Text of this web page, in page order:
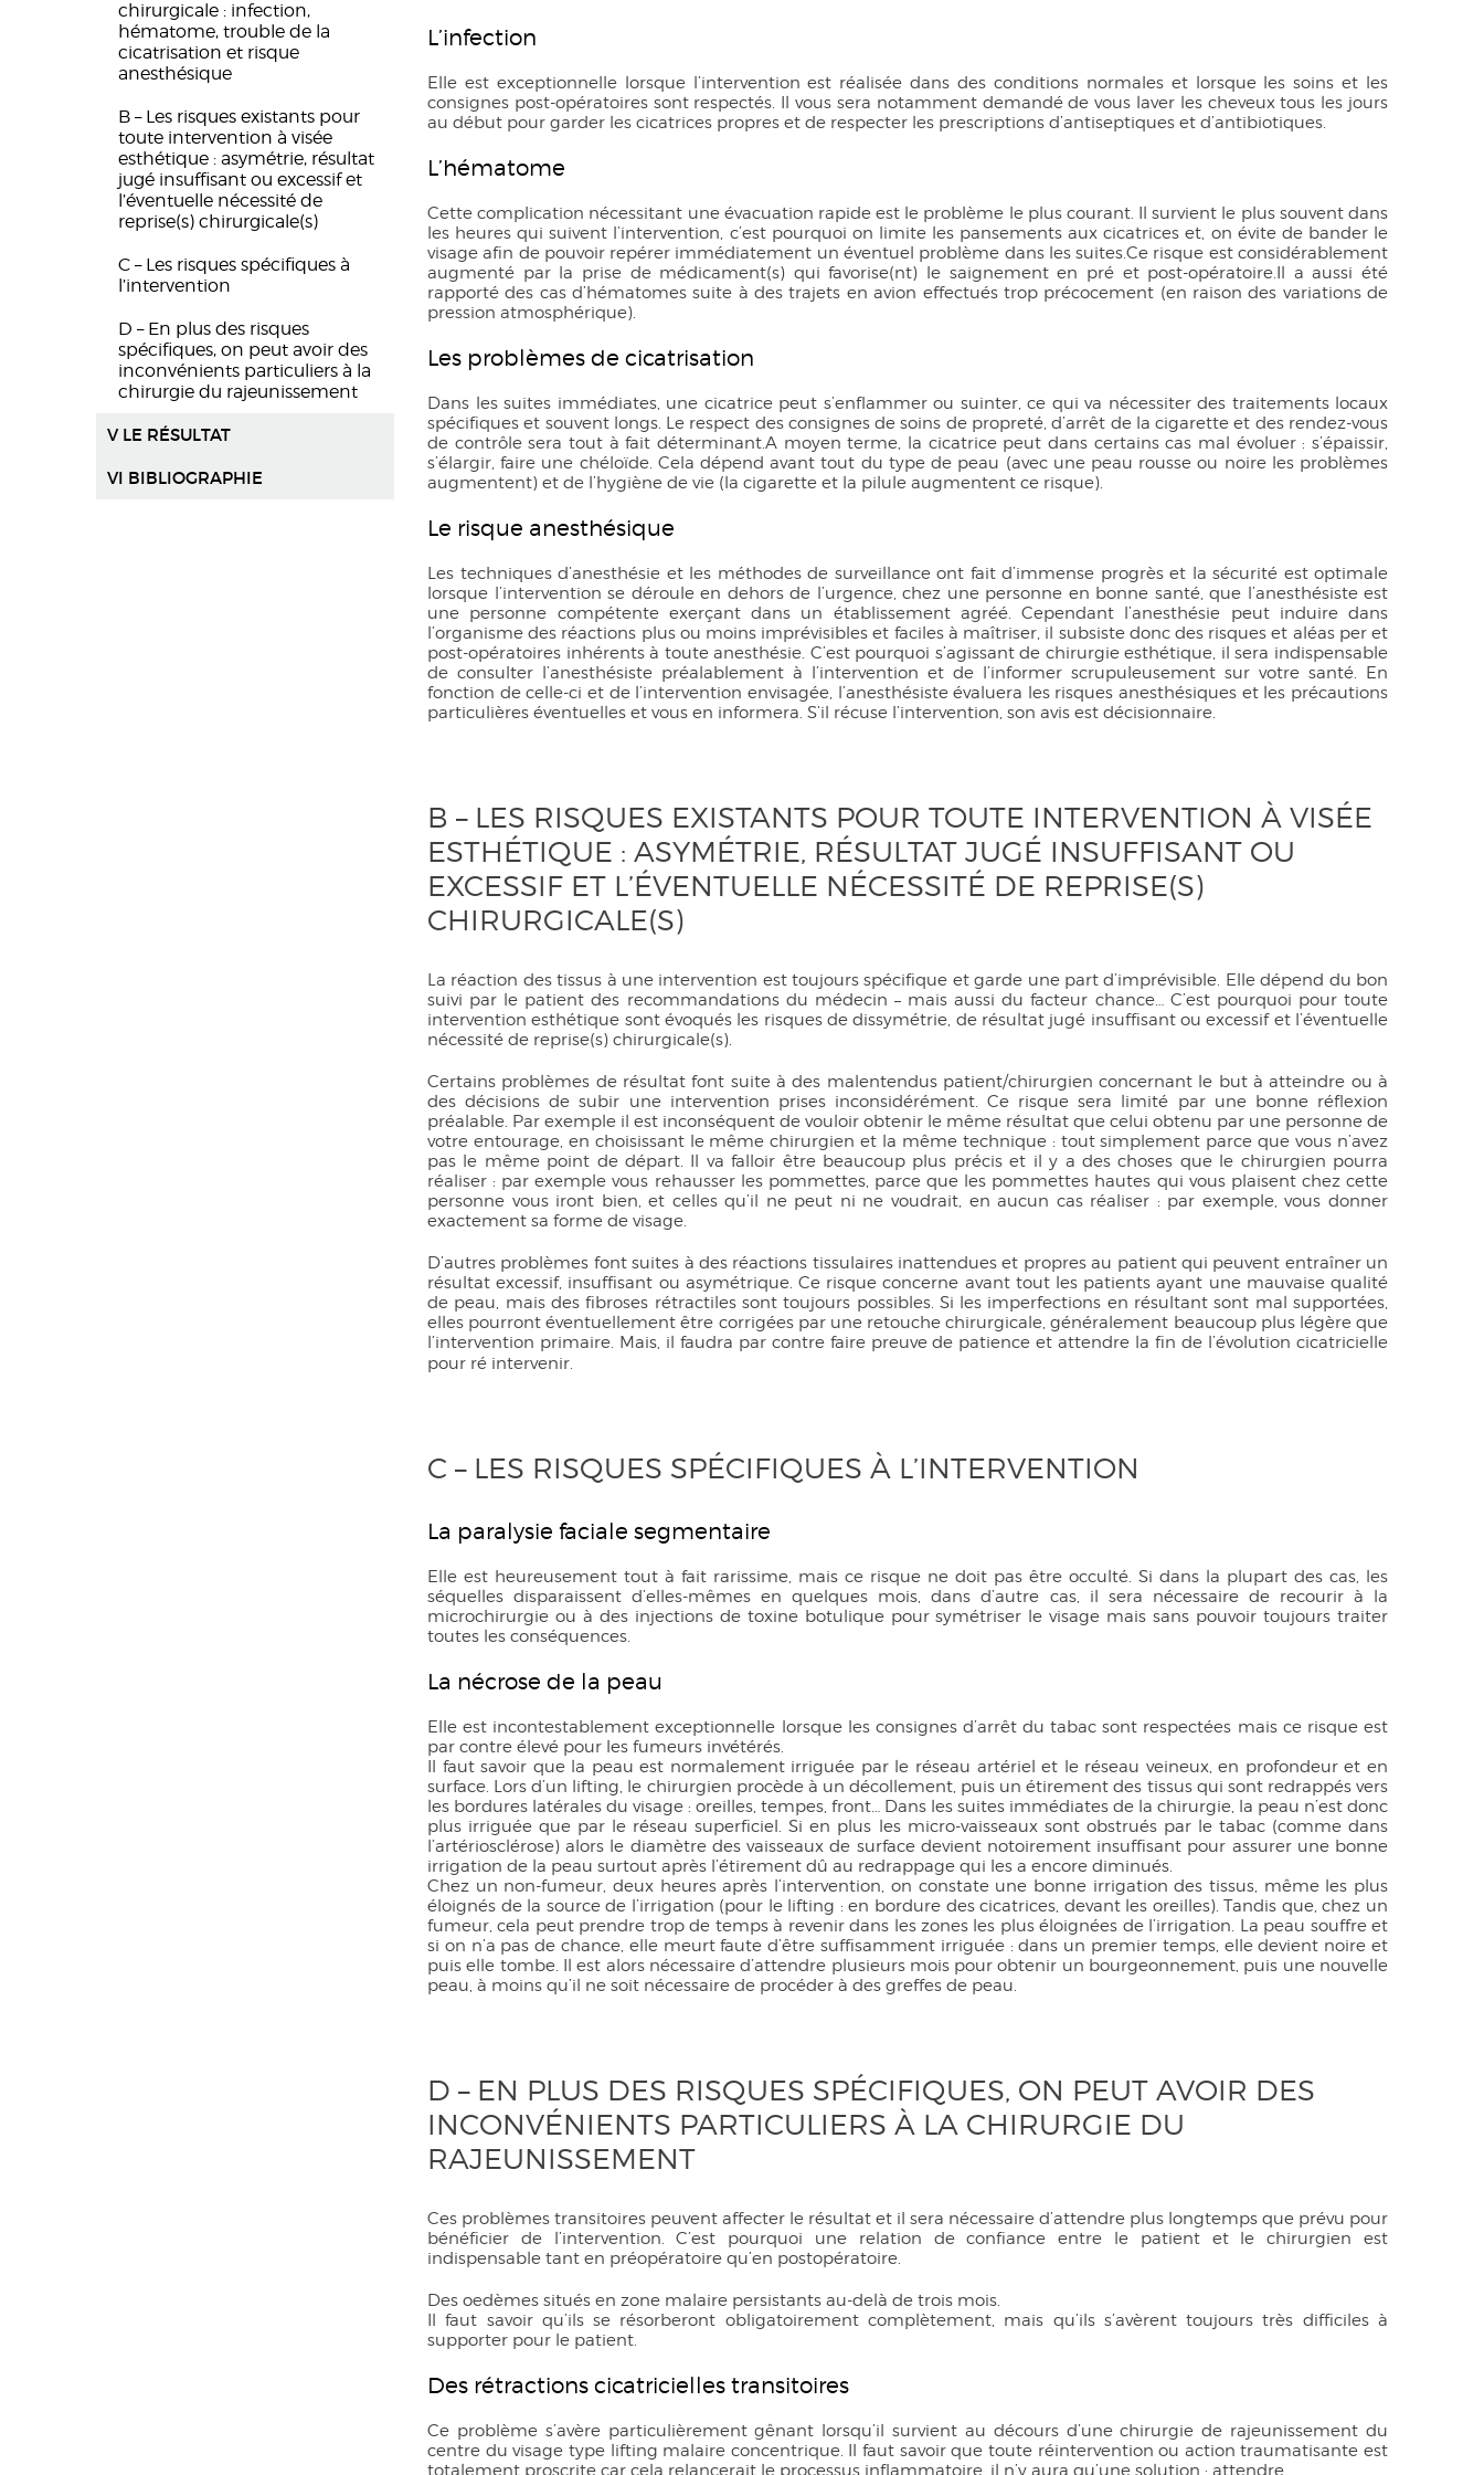
L’infection
Elle est exceptionnelle lorsque l’intervention est réalisée dans des conditions normales et lorsque les soins et les
consignes post-opératoires sont respectés. Il vous sera notamment demandé de vous laver les cheveux tous les jours
au début pour garder les cicatrices propres et de respecter les prescriptions d’antiseptiques et d’antibiotiques.
L’hématome
Cette complication nécessitant une évacuation rapide est le problème le plus courant. Il survient le plus souvent dans
les heures qui suivent l’intervention, c’est pourquoi on limite les pansements aux cicatrices et, on évite de bander le
visage afin de pouvoir repérer immédiatement un éventuel problème dans les suites.Ce risque est considérablement
augmenté par la prise de médicament(s) qui favorise(nt) le saignement en pré et post-opératoire.Il a aussi été
rapporté des cas d’hématomes suite à des trajets en avion effectués trop précocement (en raison des variations de
pression atmosphérique).
Les problèmes de cicatrisation
Dans les suites immédiates, une cicatrice peut s’enflammer ou suinter, ce qui va nécessiter des traitements locaux
spécifiques et souvent longs. Le respect des consignes de soins de propreté, d’arrêt de la cigarette et des rendez-vous
de contrôle sera tout à fait déterminant.A moyen terme, la cicatrice peut dans certains cas mal évoluer : s’épaissir,
s’élargir, faire une chéloïde. Cela dépend avant tout du type de peau (avec une peau rousse ou noire les problèmes
augmentent) et de l’hygiène de vie (la cigarette et la pilule augmentent ce risque).
Le risque anesthésique
Les techniques d’anesthésie et les méthodes de surveillance ont fait d’immense progrès et la sécurité est optimale
lorsque l’intervention se déroule en dehors de l’urgence, chez une personne en bonne santé, que l’anesthésiste est
une personne compétente exerçant dans un établissement agréé. Cependant l’anesthésie peut induire dans
l’organisme des réactions plus ou moins imprévisibles et faciles à maîtriser, il subsiste donc des risques et aléas per et
post-opératoires inhérents à toute anesthésie. C’est pourquoi s’agissant de chirurgie esthétique, il sera indispensable
de consulter l’anesthésiste préalablement à l’intervention et de l’informer scrupuleusement sur votre santé. En
fonction de celle-ci et de l’intervention envisagée, l’anesthésiste évaluera les risques anesthésiques et les précautions
particulières éventuelles et vous en informera. S’il récuse l’intervention, son avis est décisionnaire.
B – LES RISQUES EXISTANTS POUR TOUTE INTERVENTION À VISÉE
ESTHÉTIQUE : ASYMÉTRIE, RÉSULTAT JUGÉ INSUFFISANT OU
EXCESSIF ET L’ÉVENTUELLE NÉCESSITÉ DE REPRISE(S)
CHIRURGICALE(S)
La réaction des tissus à une intervention est toujours spécifique et garde une part d’imprévisible. Elle dépend du bon
suivi par le patient des recommandations du médecin – mais aussi du facteur chance… C’est pourquoi pour toute
intervention esthétique sont évoqués les risques de dissymétrie, de résultat jugé insuffisant ou excessif et l’éventuelle
nécessité de reprise(s) chirurgicale(s).
Certains problèmes de résultat font suite à des malentendus patient/chirurgien concernant le but à atteindre ou à
des décisions de subir une intervention prises inconsidérément. Ce risque sera limité par une bonne réflexion
préalable. Par exemple il est inconséquent de vouloir obtenir le même résultat que celui obtenu par une personne de
votre entourage, en choisissant le même chirurgien et la même technique : tout simplement parce que vous n’avez
pas le même point de départ. Il va falloir être beaucoup plus précis et il y a des choses que le chirurgien pourra
réaliser : par exemple vous rehausser les pommettes, parce que les pommettes hautes qui vous plaisent chez cette
personne vous iront bien, et celles qu’il ne peut ni ne voudrait, en aucun cas réaliser : par exemple, vous donner
exactement sa forme de visage.
D’autres problèmes font suites à des réactions tissulaires inattendues et propres au patient qui peuvent entraîner un
résultat excessif, insuffisant ou asymétrique. Ce risque concerne avant tout les patients ayant une mauvaise qualité
de peau, mais des fibroses rétractiles sont toujours possibles. Si les imperfections en résultant sont mal supportées,
elles pourront éventuellement être corrigées par une retouche chirurgicale, généralement beaucoup plus légère que
l’intervention primaire. Mais, il faudra par contre faire preuve de patience et attendre la fin de l’évolution cicatricielle
pour ré intervenir.
C – LES RISQUES SPÉCIFIQUES À L’INTERVENTION
La paralysie faciale segmentaire
Elle est heureusement tout à fait rarissime, mais ce risque ne doit pas être occulté. Si dans la plupart des cas, les
séquelles disparaissent d’elles-mêmes en quelques mois, dans d’autre cas, il sera nécessaire de recourir à la
microchirurgie ou à des injections de toxine botulique pour symétriser le visage mais sans pouvoir toujours traiter
toutes les conséquences.
La nécrose de la peau
Elle est incontestablement exceptionnelle lorsque les consignes d’arrêt du tabac sont respectées mais ce risque est
par contre élevé pour les fumeurs invétérés.
Il faut savoir que la peau est normalement irriguée par le réseau artériel et le réseau veineux, en profondeur et en
surface. Lors d’un lifting, le chirurgien procède à un décollement, puis un étirement des tissus qui sont redrappés vers
les bordures latérales du visage : oreilles, tempes, front… Dans les suites immédiates de la chirurgie, la peau n’est donc
plus irriguée que par le réseau superficiel. Si en plus les micro-vaisseaux sont obstrués par le tabac (comme dans
l’artériosclérose) alors le diamètre des vaisseaux de surface devient notoirement insuffisant pour assurer une bonne
irrigation de la peau surtout après l’étirement dû au redrappage qui les a encore diminués.
Chez un non-fumeur, deux heures après l’intervention, on constate une bonne irrigation des tissus, même les plus
éloignés de la source de l’irrigation (pour le lifting : en bordure des cicatrices, devant les oreilles). Tandis que, chez un
fumeur, cela peut prendre trop de temps à revenir dans les zones les plus éloignées de l’irrigation. La peau souffre et
si on n’a pas de chance, elle meurt faute d’être suffisamment irriguée : dans un premier temps, elle devient noire et
puis elle tombe. Il est alors nécessaire d’attendre plusieurs mois pour obtenir un bourgeonnement, puis une nouvelle
peau, à moins qu’il ne soit nécessaire de procéder à des greffes de peau.
D – EN PLUS DES RISQUES SPÉCIFIQUES, ON PEUT AVOIR DES
INCONVÉNIENTS PARTICULIERS À LA CHIRURGIE DU
RAJEUNISSEMENT
Ces problèmes transitoires peuvent affecter le résultat et il sera nécessaire d’attendre plus longtemps que prévu pour
bénéficier de l’intervention. C’est pourquoi une relation de confiance entre le patient et le chirurgien est
indispensable tant en préopératoire qu’en postopératoire.
Des oedèmes situés en zone malaire persistants au-delà de trois mois.
Il faut savoir qu’ils se résorberont obligatoirement complètement, mais qu’ils s’avèrent toujours très difficiles à
supporter pour le patient.
Des rétractions cicatricielles transitoires
Ce problème s’avère particulièrement gênant lorsqu’il survient au décours d’une chirurgie de rajeunissement du
centre du visage type lifting malaire concentrique. Il faut savoir que toute réintervention ou action traumatisante est
totalement proscrite car cela relancerait le processus inflammatoire, il n’y aura qu’une solution : attendre.
chirurgicale : infection,
hématome, trouble de la
cicatrisation et risque
anesthésique
B – Les risques existants pour
toute intervention à visée
esthétique : asymétrie, résultat
jugé insuffisant ou excessif et
l’éventuelle nécessité de
reprise(s) chirurgicale(s)
C – Les risques spécifiques à
l’intervention
D – En plus des risques
spécifiques, on peut avoir des
inconvénients particuliers à la
chirurgie du rajeunissement
V LE RÉSULTAT
VI BIBLIOGRAPHIE